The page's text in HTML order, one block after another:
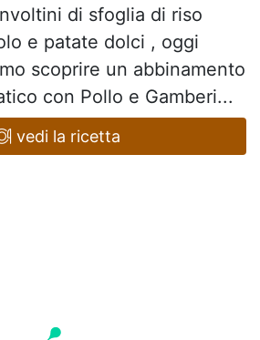
di sfoglia di riso
e patate dolci , oggi
scoprire un abbinamento
con Pollo e Gamberi...
vedi la ricetta